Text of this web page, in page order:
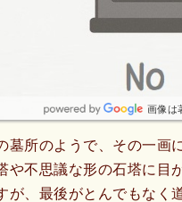
画像は
墓所のようで、その一画
や不思議な形の石塔に目
が、最後がとんでもなく